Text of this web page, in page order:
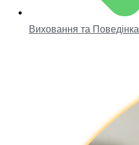
Виховання та Поведінка